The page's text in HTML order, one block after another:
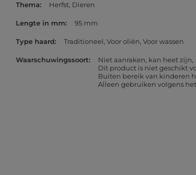
Thema Herfst Dieren
Lengte in mm 95 mm
Type haard Traditioneel Voor oliën Voor wassen
Waarschuwingssoort
Niet aanraken, kan heet zijn
Dit product is niet geschikt
Buiten bereik van kinderen
Alleen gebruiken volgens